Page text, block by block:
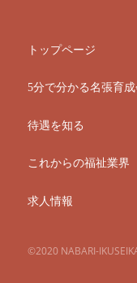
トップページ
5分で分かる名張育成
待遇を知る
これからの福祉業界
求人情報
©2020 NABARI-